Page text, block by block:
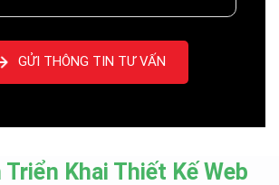
GỬI THÔNG TIN TƯ VẤN
Triển Khai Thiết Kế Web